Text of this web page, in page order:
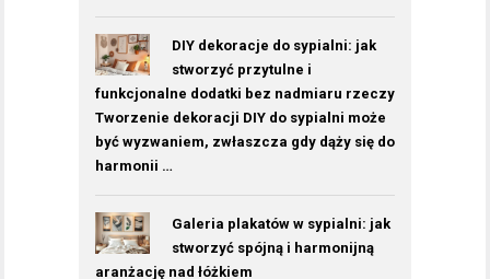
DIY dekoracje do sypialni: jak
stworzyć przytulne i
funkcjonalne dodatki bez nadmiaru rzeczy
Tworzenie dekoracji DIY do sypialni może
być wyzwaniem, zwłaszcza gdy dąży się do
harmonii …
Galeria plakatów w sypialni: jak
stworzyć spójną i harmonijną
aranżację nad łóżkiem